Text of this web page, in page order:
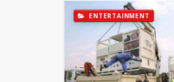
ENTERTAINMENT